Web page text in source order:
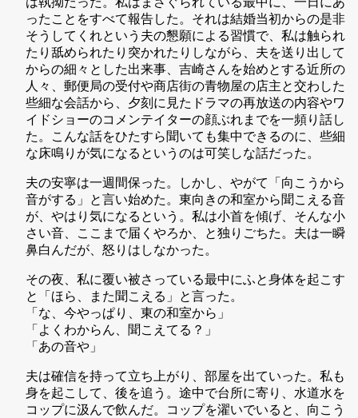
ったことをすべて報告した。それは結婚当初からの是非
そうしてくれという夫の懇願による習慣で、私は触られ
たり舐められたり突かれたりしながら、夫を送り出して
からの細々とした出来事、吉崎さんを始めとする近所の
人々、郵便局の受付や商店街の青物屋の店主と交わした
些細な会話から、夕刻に見たドラマの再放送の内容やワ
イドショーのコメンテイターの顔ぶれまでを一頻り話し
た。こんな話をひたすら聞いても集中できるのに、些細
な床鳴りが気になるというのは可笑しな話だった。
夫の安寧は一週間保った。しかし、やがて「向こうから
音がする」と言い始めた。東向きの和室から聞こえる音
が、やはり気になるという。私は小首を傾げ、そんな小
さい音、ここまで届くやろか、と独りごちた。夫は一瞬
鼻白んだが、怒りはしなかった。
その夜、私に覆い被さっている最中にふと身体を起こす
と「ほら、また聞こえる」と言った。
「な、今やっぱり、東の和室から」
「よくわからん、聞こえてる？」
「あの音や」
夫は確信を持って立ち上がり、部屋を出ていった。私も
身を起こして、後を追う。途中で台所に寄り、水道水を
コップに汲んで飲んだ。コップを濯いでいると、向こう